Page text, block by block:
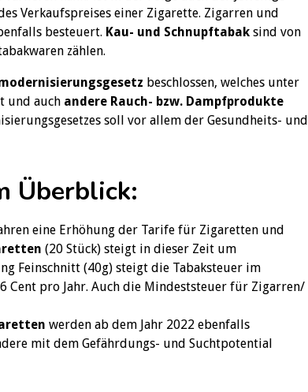
Verkaufspreises einer Zigarette. Zigarren und
besteuert. Kau- und Schnupftabaksind von
zählen.
beschlossen, welches unter
und auch andere Rauch- bzw. Dampfprodukte
soll vor allem der Gesundheits- und
Überblick:
eine Erhöhung der Tarife für Zigaretten und
(20 Stück) steigt in dieser Zeit um
Feinschnitt (40g) steigt die Tabaksteuer im
Cent pro Jahr. Auch die Mindeststeuer für Zigarren/
werden ab dem Jahr 2022 ebenfalls
mit dem Gefährdungs- und Suchtpotential